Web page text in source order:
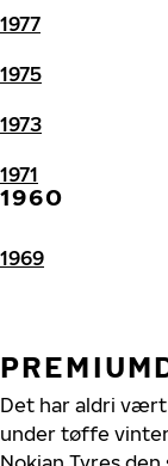
1977
1975
1973
1971
1960
1969
Det har aldri vært
under tøffe